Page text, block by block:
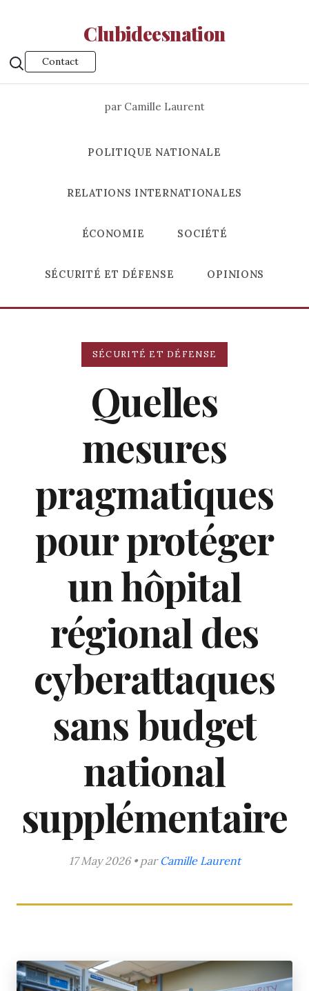
Clubideesnation
Contact
par Camille Laurent
POLITIQUE NATIONALE
RELATIONS INTERNATIONALES
ÉCONOMIE SOCIÉTÉ
SÉCURITÉ ET DÉFENSE OPINIONS
SÉCURITÉ ET DÉFENSE
Quelles
mesures
pragmatiques
pour protéger
un hôpital
régional des
cyberattaques
sans budget
national
supplémentaire
17 May 2026 • par Camille Laurent